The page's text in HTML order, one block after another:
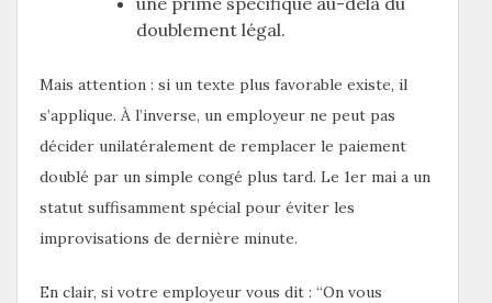
doublement légal.
Mais attention : si un texte plus favorable existe, il
s’applique. À l’inverse, un employeur ne peut pas
décider unilatéralement de remplacer le paiement
doublé par un simple congé plus tard. Le 1er mai a un
statut suffisamment spécial pour éviter les
improvisations de dernière minute.
En clair, si votre employeur vous dit : “On vous